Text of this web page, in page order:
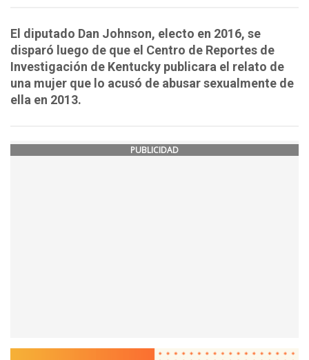
El diputado Dan Johnson, electo en 2016, se
disparó luego de que el Centro de Reportes de
Investigación de Kentucky publicara el relato de
una mujer que lo acusó de abusar sexualmente de
ella en 2013.
PUBLICIDAD